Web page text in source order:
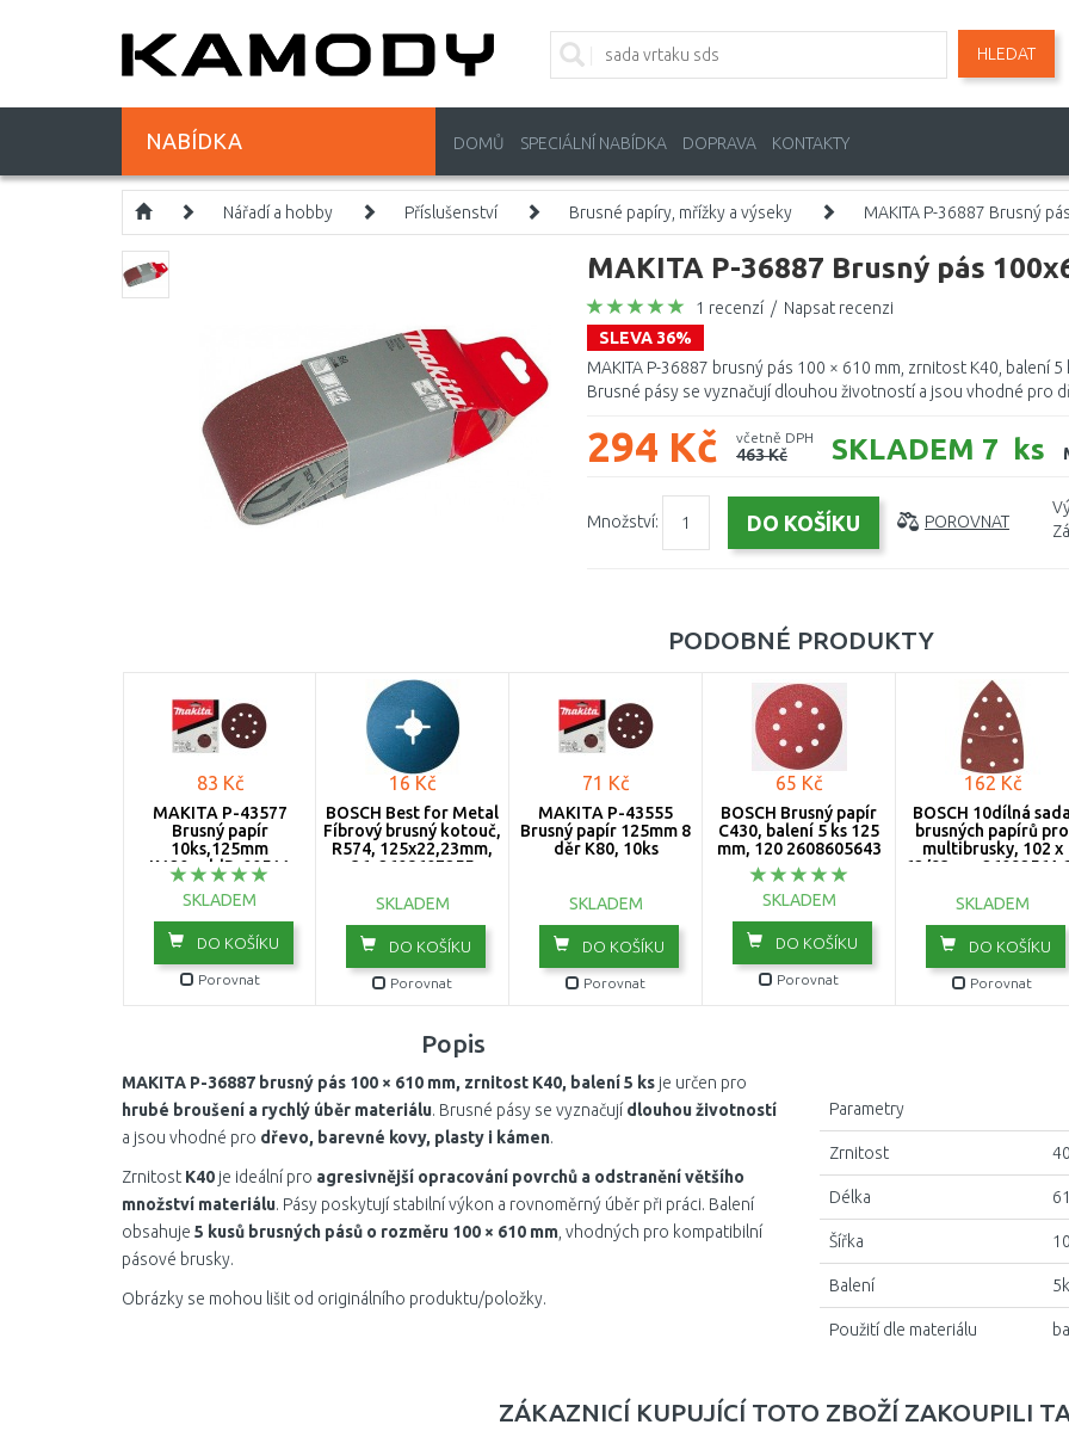
HLEDAT
NABÍDKA DOMŮ SPECIÁLNÍ NABÍDKA DOPRAVA KONTAKTY
Nářadí a hobby Příslušenství Brusné papíry, mřížky a výseky MAKITA P-36887 Brusný
MAKITA P-36887 Brusný pás
1 recenzí / Napsat recenzi
SLEVA 36%
MAKITA P-36887 brusný pás 100 × 610 mm, zrnitost K40, balení
Brusné pásy se vyznačují dlouhou životností a jsou vhodné pro
294 Kč včetně DPH
463 Kč SKLADEM 7 ks
Množství: POROVNAT
PODOBNÉ PRODUKTY
83 Kč
MAKITA P-43577
Brusný papír
10ks,125mm
K120=oldP-00511
SKLADEM
DO KOŠÍKU
Porovnat
16 Kč
BOSCH Best for Metal
Fíbrový brusný kotouč,
R574, 125x22,23mm,
36, 2608607255
SKLADEM
DO KOŠÍKU
Porovnat
71 Kč
MAKITA P-43555
Brusný papír 125mm 8
děr K80, 10ks
SKLADEM
DO KOŠÍKU
Porovnat
65 Kč
BOSCH Brusný papír
C430, balení 5 ks 125
mm, 120 2608605643
SKLADEM
DO KOŠÍKU
Porovnat
162 Kč
BOSCH 10dílná sada
brusných papírů pro
multibrusky, 102 x
62/93mm
SKLADEM
DO KOŠÍKU
Porovnat
Popis
MAKITA P-36887 brusný pás 100 × 610 mm, zrnitost K40, balení 5 ks je určen pro
hrubé broušení a rychlý úběr materiálu. Brusné pásy se vyznačují dlouhou životností
a jsou vhodné pro dřevo, barevné kovy, plasty i kámen.
Zrnitost K40 je ideální pro agresivnější opracování povrchů a odstranění většího
množství materiálu. Pásy poskytují stabilní výkon a rovnoměrný úběr při práci. Balení
obsahuje 5 kusů brusných pásů o rozměru 100 × 610 mm , vhodných pro kompatibilní
pásové brusky.
Obrázky se mohou lišit od originálního produktu/položky.
Parametry
Zrnitost 40
Délka
Šířka
Balení
Použití dle materiálu
ZÁKAZNICÍ KUPUJÍCÍ TOTO ZBOŽÍ ZAKOUPILI